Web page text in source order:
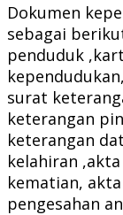
Dokumen
sebagai
penduduk
surat
keterangan
keterangan
kelahiran
kematian,
pengesahan